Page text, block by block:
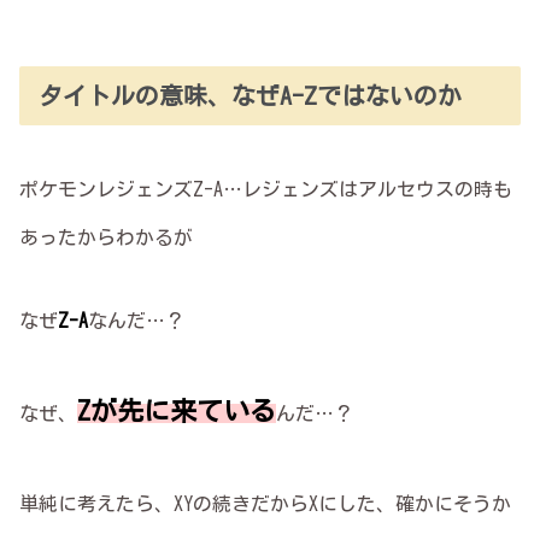
タイトルの意味、なぜA-Zではないのか
ポケモンレジェンズZ-A…レジェンズはアルセウスの時も
あったからわかるが
なぜZ-Aなんだ…？
なぜ、 Zが先に来ているんだ…？
単純に考えたら、XYの続きだからXにした、確かにそうか